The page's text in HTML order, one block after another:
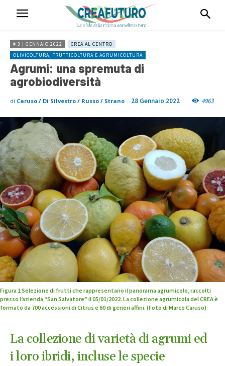
# 3 | GENNAIO 2022
CREA AL CENTRO
OLIVICOLTURA, FRUTTICOLTURA E AGRUMICOLTURA
Agrumi: una spremuta di
agrobiodiversità
di Caruso / Di Silvestro / Russo / Strano 28 Gennaio 2022 4963
Figura 1 Selezione di frutti che rappresentano il panorama agrumicolo, raccolti
presso l’azienda “San Salvatore” il 05/01/2022. La collezione agrumicola del CREA è
formato da 700 accessioni di Citrus e 60 di generi affini. (Foto di Marco Caruso)
La collezione di varietà di agrumi ed
i loro ibridi, incluse le specie